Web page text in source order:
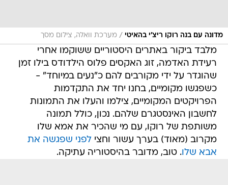
מדונה עם בנה רוקו ריצ'י בהאיטי / מערכת וואלה, צילום מסך
מלבד ביקור באתרים היסטוריים ששוקמו אחרי
רעידת האדמה, זוג האקסים פלוס הילדודס בילו זמן
שהוגדר על ידי מקורבים להם כ"נעים במיוחד" -
כשפגשו מקומיים, בחנו יחד את התקדמות
הפרויקטים המקומיים, צילמו והעלו את התמונות
לחשבון האינסטגרם שלהם. נכון, כולל תמונה
משותפת של רוקו, עם מי שהכיר את אמא שלו
מקרוב (מאוד) בערך עשור וחצילפני שפגשה את
אבא שלו. טוב, מדובר בהיסטוריה עתיקה.